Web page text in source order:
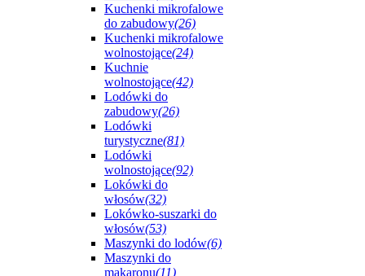
Kuchenki mikrofalowe
do zabudowy(26)
Kuchenki mikrofalowe
wolnostojące(24)
Kuchnie
wolnostojące(42)
Lodówki do
zabudowy(26)
Lodówki
turystyczne(81)
Lodówki
wolnostojące(92)
Lokówki do
włosów(32)
Lokówko-suszarki do
włosów(53)
Maszynki do lodów(6)
Maszynki do
makaronu(11)